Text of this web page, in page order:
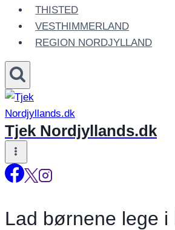
THISTED
VESTHIMMERLAND
REGION NORDJYLLAND
Tjek Nordjyllands.dk
Lad børnene lege